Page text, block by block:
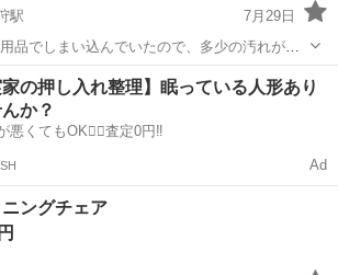
駅
7月29日
品でしまい込んでいたので、多少の汚れがあ
剥がしておりません。誰か使っていただける
。引き取りは自宅まで来ていただける方限定
土狩駅 椅子
家の押し入れ整理】眠っている人形あり
か？
悪くてもOK🙆‍♀️査定0円‼️
Ad
ングチェア